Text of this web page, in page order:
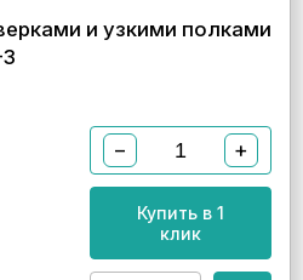
и узкими полками
− +
Купить в 1
клик